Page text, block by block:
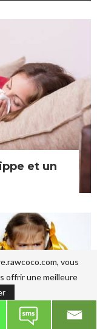
et un
: ont-ils un
typique ?
vous
offrir une meilleure